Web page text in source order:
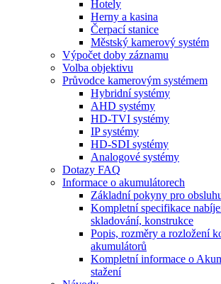
Hotely
Herny a kasina
Čerpací stanice
Městský kamerový systém
Výpočet doby záznamu
Volba objektivu
Průvodce kamerovým systémem
Hybridní systémy
AHD systémy
HD-TVI systémy
IP systémy
HD-SDI systémy
Analogové systémy
Dotazy FAQ
Informace o akumulátorech
Základní pokyny pro
Kompletní specifikace
skladování, konstrukce
Popis, rozměry a rozložení
akumulátorů
Kompletní informace o
stažení